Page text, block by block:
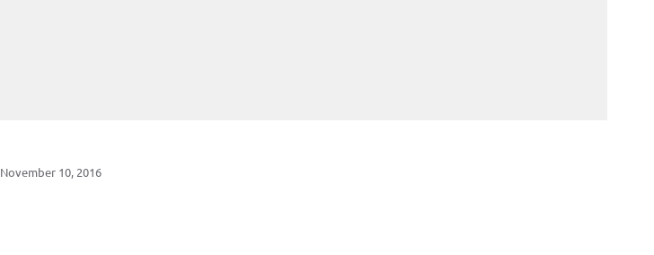
November 10, 2016